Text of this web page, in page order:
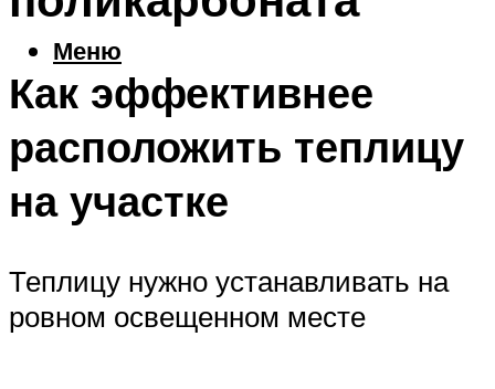
Меню
Как эффективнее
расположить теплицу
на участке
Теплицу нужно устанавливать на
ровном освещенном месте